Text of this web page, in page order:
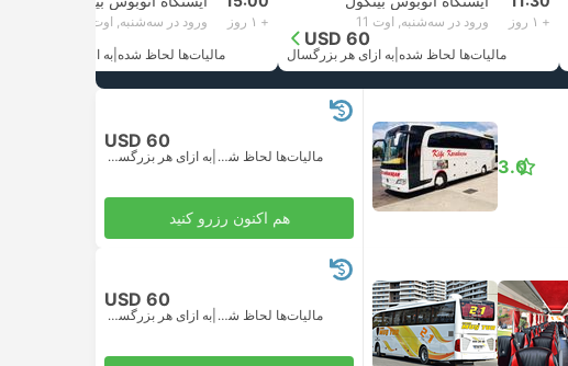
+ ۱ روز ورود در سه‌شنبه, اوت 11
USD 60
مالیات‌ها لحاظ شده به ازای هر بزرگسال
+ ۱ روز ورود در سه‌شنبه, اوت 11
مالیات‌ها لحاظ شده به ازای هر بزرگسال
3.0
USD 60
مالیات‌ها لحاظ شده | به ازای هر بزرگسال
هم اکنون رزرو کنید
USD 60
مالیات‌ها لحاظ شده | به ازای هر بزرگسال